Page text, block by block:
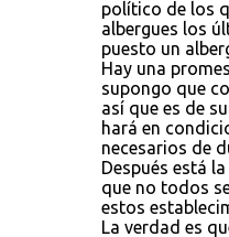
político de los
albergues los
puesto un
Hay una
supongo que
así que es de
hará en
necesarios de
Después está
que no todos
estos
La verdad es